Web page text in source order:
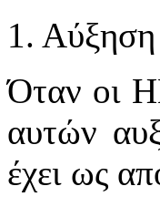
1.
Όταν οι
αυτών
έχει ως